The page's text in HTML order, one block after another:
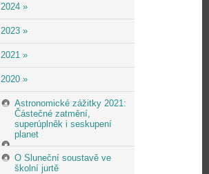
2024 »
2023 »
2021 »
2020 »
Astronomické zážitky 2021:
Částečné zatmění,
superúplněk i seskupení
planet
O Sluneční soustavě ve
školní jurtě